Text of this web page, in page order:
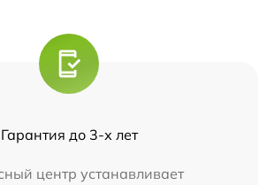
Гарантия до 3-х лет
центр устанавливает